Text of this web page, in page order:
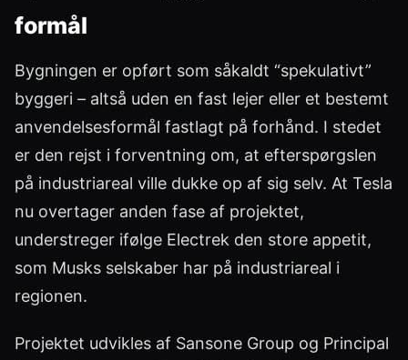
formål
Bygningen er opført som såkaldt “spekulativt”
byggeri – altså uden en fast lejer eller et bestemt
anvendelsesformål fastlagt på forhånd. I stedet
er den rejst i forventning om, at efterspørgslen
på industriareal ville dukke op af sig selv. At Tesla
nu overtager anden fase af projektet,
understreger ifølge Electrek den store appetit,
som Musks selskaber har på industriareal i
regionen.
Projektet udvikles af Sansone Group og Principal